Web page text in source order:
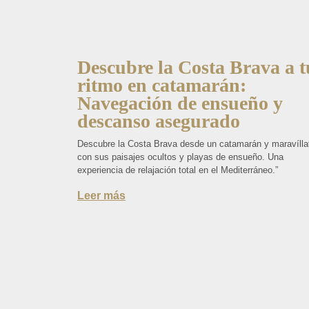
Descubre la Costa Brava a
ritmo en catamarán:
Navegación de ensueño y
descanso asegurado
Descubre la Costa Brava desde un catamarán y
con sus paisajes ocultos y playas de ensueño. Una
experiencia de relajación total en el Mediterráneo.”
Leer más